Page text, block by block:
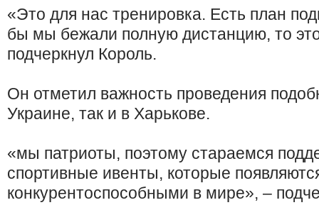
«Это для нас тренировка. Есть план
бы мы бежали полную дистанцию, то
подчеркнул Король.
Он отметил важность проведения
Украине, так и в Харькове.
«мы патриоты, поэтому стараемся
спортивные ивенты, которые
конкурентоспособными в мире», –